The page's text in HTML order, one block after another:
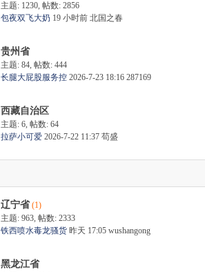
主题: 1230, 帖数: 2856
包夜双飞大奶 19 小时前 北国之春
贵州省
主题: 84, 帖数: 444
长腿大屁股服务控 2026-7-23 18:16 287169
西藏自治区
主题: 6, 帖数: 64
拉萨小可爱 2026-7-22 11:37 苟盛
辽宁省(1)
主题: 963, 帖数: 2333
铁西喷水毒龙骚货 昨天 17:05 wushangong
黑龙江省